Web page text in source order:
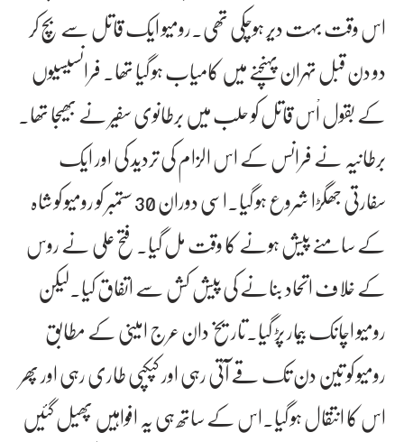
اس وقت بہت دیر ہوچکی تھی۔رومیو ایک قاتل سے بچ کر
دو دن قبل تہران پہنچنے میں کامیاب ہو گیا تھا۔ فرانسیسیوں
کے بقول اْس قاتل کو حلب میں برطانوی سفیر نے بھیجا تھا۔
برطانیہ نے فرانس کے اس الزام کی تردید کی اور ایک
سفارتی جھگڑا شروع ہو گیا۔اسی دوران 30 ستمبر کو رومیو کو شاہ
کے سامنے پیش ہونے کا وقت مل گیا۔ فتح علی نے روس
کے خلاف اتحاد بنانے کی پیش کش سے اتفاق کیا۔لیکن
رومیو اچانک بیمار پڑ گیا۔تاریخ دان عرج امینی کے مطابق
رومیو کو تین دن تک قے آتی رہی اور کپکپی طاری رہی اور پھر
اس کا انتقال ہو گیا۔اس کے ساتھ ہی یہ افواہیں پھیل گئیں